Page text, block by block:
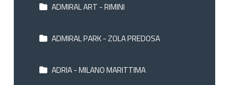
ADMIRAL ART - RIMINI
ADMIRAL PARK - ZOLA PREDOSA
ADRIA - MILANO MARITTIMA